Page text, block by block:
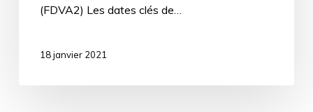
(FDVA2) Les dates clés de…
18 janvier 2021